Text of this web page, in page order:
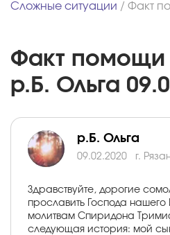
Сложные ситуации / Факт
Факт помощи
р.Б. Ольга
р.Б. Ольга
09.02.2020 г.
Здравствуйте, дорогие
прославить Господа
молитвам Спиридона
следующая история: мой